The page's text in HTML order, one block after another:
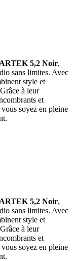
5,2 Noir,
sans limites. Avec
style et
à leur
et
soyez en pleine
5,2 Noir,
sans limites. Avec
style et
à leur
et
soyez en pleine